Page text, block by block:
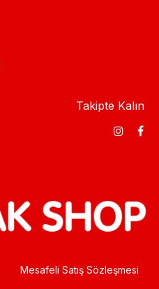
Takipte Kalın
Mesafeli Satış Sözleşmesi